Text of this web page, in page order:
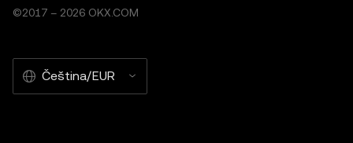
©2017 – 2026 OKX.COM
Čeština/EUR